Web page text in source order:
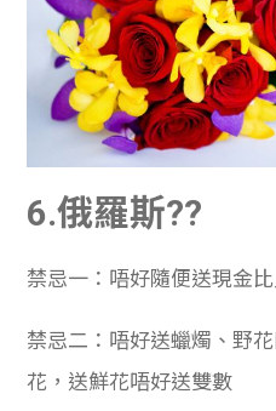
6.俄羅斯??
禁忌一：唔好隨便送現金
禁忌二：唔好送蠟燭、野
花，送鮮花唔好送雙數